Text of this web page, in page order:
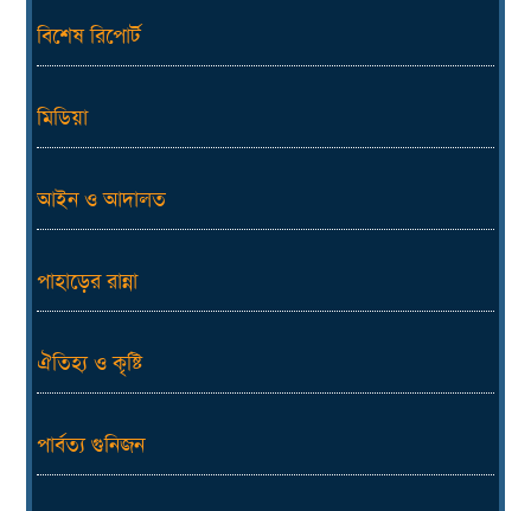
বিশেষ রিপোর্ট
মিডিয়া
আইন ও আদালত
পাহাড়ের রান্না
ঐতিহ্য ও কৃষ্টি
পার্বত্য গুনিজন